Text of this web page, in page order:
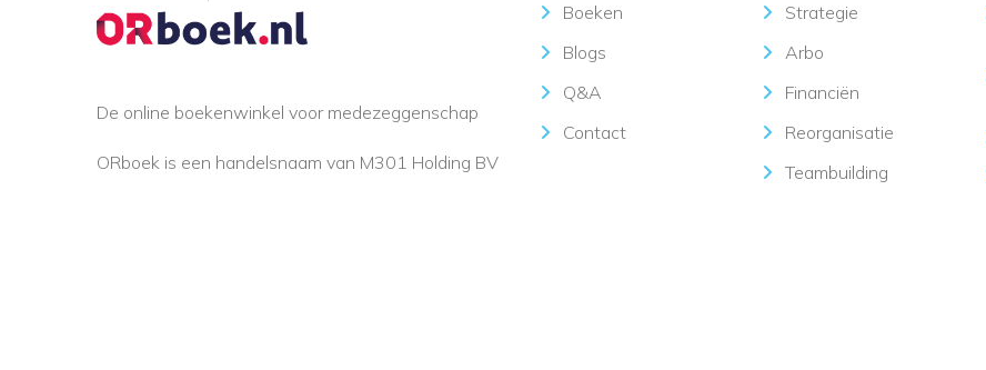
De online boekenwinkel voor medezeggenschap
ORboek is een handelsnaam van M301 Holding BV
Boeken
Blogs
Q&A
Contact
Strategie
Arbo
Financiën
Reorganisatie
Teambuilding